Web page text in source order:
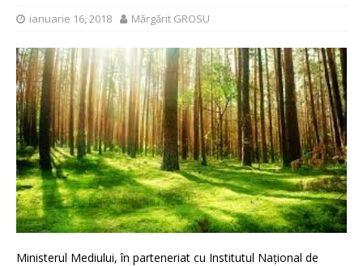
ianuarie 16, 2018 Mărgărit GROSU
Ministerul Mediului, în parteneriat cu Institutul Național de